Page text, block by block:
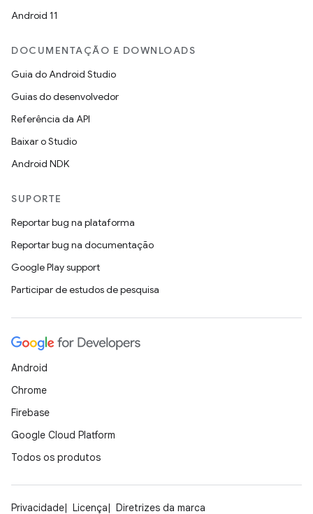
Android 11
DOCUMENTAÇÃO E DOWNLOADS
Guia do Android Studio
Guias do desenvolvedor
Referência da API
Baixar o Studio
Android NDK
SUPORTE
Reportar bug na plataforma
Reportar bug na documentação
Google Play support
Participar de estudos de pesquisa
Android
Chrome
Firebase
Google Cloud Platform
Todos os produtos
Privacidade Licença
Diretrizes da marca